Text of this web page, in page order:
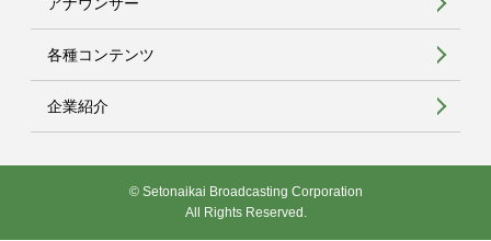
アナウンサー
各種コンテンツ
企業紹介
© Setonaikai Broadcasting Corporation
All Rights Reserved.